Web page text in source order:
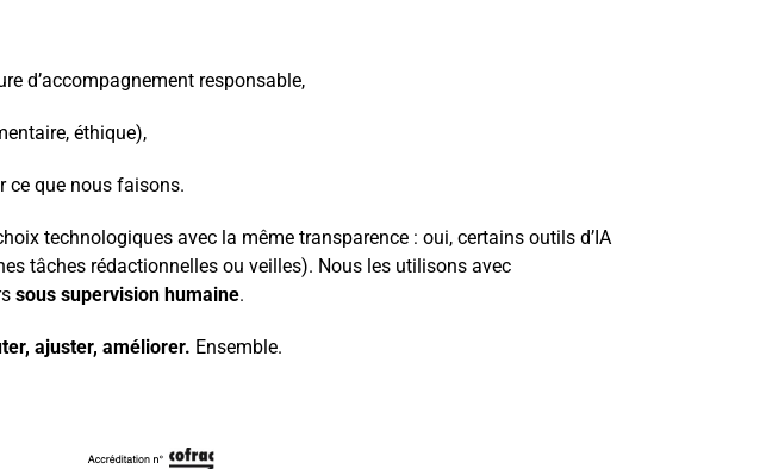
d’accompagnement responsable,
éthique),
ce que nous faisons.
technologiques avec la même transparence : oui, certains outils d’IA
tâches rédactionnelles ou veilles). Nous les utilisons avec
sous supervision humaine.
ajuster, améliorer. Ensemble.